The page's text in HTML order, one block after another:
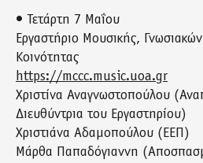
• Τετάρτη 7 Μαΐου
Εργαστήριο Μουσικής,
Κοινότητας
https://mccc.music.uoa.gr
Χριστίνα Αναγνωστοπούλου
Διευθύντρια του Εργαστηρίου)
Χριστιάνα Αδαμοπούλου (ΕΕΠ)
Μάρθα Παπαδόγιαννη